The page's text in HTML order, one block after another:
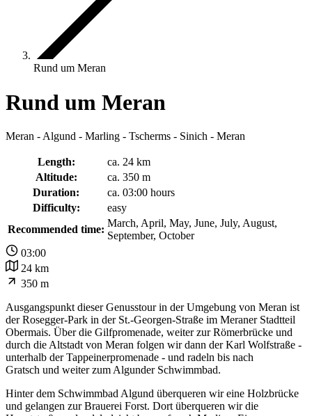
Rund um Meran
Rund um Meran
Meran - Algund - Marling - Tscherms - Sinich - Meran
Length:
ca. 24 km
Altitude:
ca. 350 m
Duration:
ca. 03:00 hours
Difficulty:
easy
Recommended time:
March, April, May, June, July, August,
September, October
03:00
24 km
350 m
Ausgangspunkt dieser Genusstour in der Umgebung von Meran ist
der Rosegger-Park in der St.-Georgen-Straße im Meraner Stadtteil
Obermais. Über die Gilfpromenade, weiter zur Römerbrücke und
durch die Altstadt von Meran folgen wir dann der Karl Wolfstraße -
unterhalb der Tappeinerpromenade - und radeln bis nach
Gratsch und weiter zum Algunder Schwimmbad.
Hinter dem Schwimmbad Algund überqueren wir eine Holzbrücke
und gelangen zur Brauerei Forst. Dort überqueren wir die